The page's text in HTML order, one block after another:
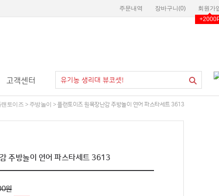
회원가
장바구니(0)
주문내역
고객센터
토이즈 > 주방놀이 > 플랜토이즈 원목장난감 주방놀이 연어 파스타세트 3613
주방놀이 연어 파스타세트 3613
원